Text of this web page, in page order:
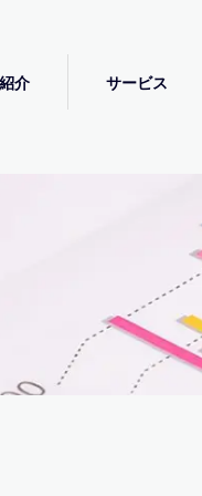
介 サービス